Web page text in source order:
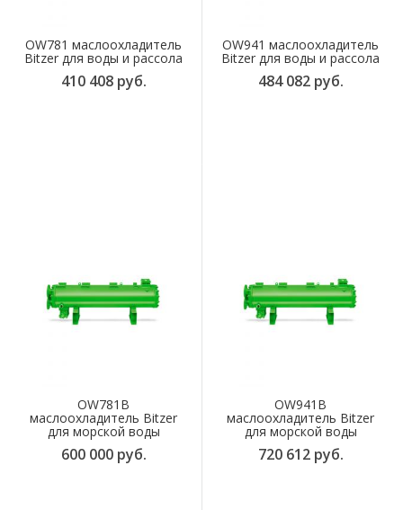
OW781 маслоохладитель
Bitzer для воды и рассола
410 408 руб.
OW941 маслоохладитель
Bitzer для воды и рассола
484 082 руб.
OW781B
маслоохладитель Bitzer
для морской воды
600 000 руб.
OW941B
маслоохладитель Bitzer
для морской воды
720 612 руб.